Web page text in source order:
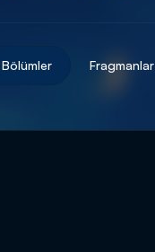
Bölümler Fragmanlar